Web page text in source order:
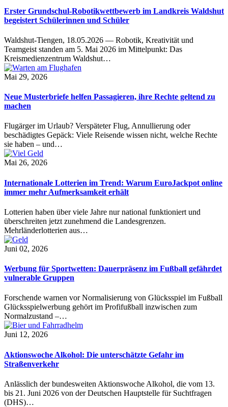
Erster Grundschul-Robotikwettbewerb im Landkreis Waldshut
begeistert Schülerinnen und Schüler
Waldshut-Tiengen, 18.05.2026 — Robotik, Kreativität und
Teamgeist standen am 5. Mai 2026 im Mittelpunkt: Das
Kreismedienzentrum Waldshut…
Mai 29, 2026
Neue Musterbriefe helfen Passagieren, ihre Rechte geltend zu
machen
Flugärger im Urlaub? Verspäteter Flug, Annullierung oder
beschädigtes Gepäck: Viele Reisende wissen nicht, welche Rechte
sie haben – und…
Mai 26, 2026
Internationale Lotterien im Trend: Warum EuroJackpot online
immer mehr Aufmerksamkeit erhält
Lotterien haben über viele Jahre nur national funktioniert und
überschreiten jetzt zunehmend die Landesgrenzen.
Mehrländerlotterien aus…
Juni 02, 2026
Werbung für Sportwetten: Dauerpräsenz im Fußball gefährdet
vulnerable Gruppen
Forschende warnen vor Normalisierung von Glücksspiel im Fußball
Glücksspielwerbung gehört im Profifußball inzwischen zum
Normalzustand –…
Juni 12, 2026
Aktionswoche Alkohol: Die unterschätzte Gefahr im
Straßenverkehr
Anlässlich der bundesweiten Aktionswoche Alkohol, die vom 13.
bis 21. Juni 2026 von der Deutschen Hauptstelle für Suchtfragen
(DHS)…